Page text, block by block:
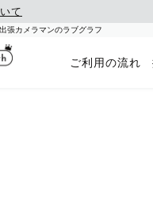
て
張カメラマンのラブグラフ
ご利用の流れ